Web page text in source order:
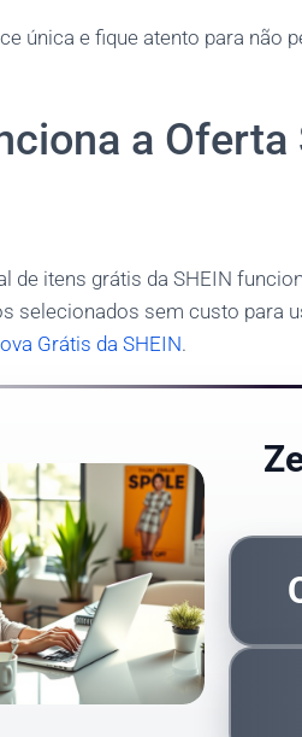
única e fique atento para não
a
de itens grátis da SHEIN
selecionados sem custo para
Grátis da SHEIN.